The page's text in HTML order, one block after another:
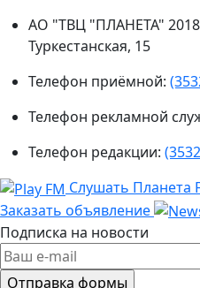
АО "ТВЦ "ПЛАНЕТА" 2018-
Туркестанская, 15
Телефон приёмной:
Телефон рекламной
Телефон редакции:
Слушать Планета
Заказать объявление
Подписка на новости